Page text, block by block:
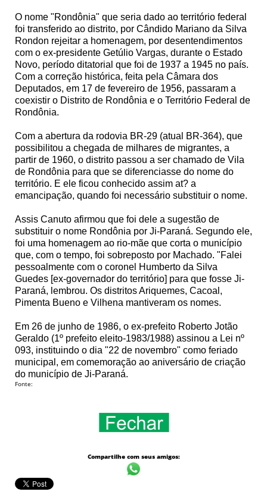
O nome "Rondônia" que seria dado ao território federal
foi transferido ao distrito, por Cândido Mariano da Silva
Rondon rejeitar a homenagem, por desentendimentos
com o ex-presidente Getúlio Vargas, durante o Estado
Novo, período ditatorial que foi de 1937 a 1945 no país.
Com a correção histórica, feita pela Câmara dos
Deputados, em 17 de fevereiro de 1956, passaram a
coexistir o Distrito de Rondônia e o Território Federal de
Rondônia.
Com a abertura da rodovia BR-29 (atual BR-364), que
possibilitou a chegada de milhares de migrantes, a
partir de 1960, o distrito passou a ser chamado de Vila
de Rondônia para que se diferenciasse do nome do
território. E ele ficou conhecido assim at? a
emancipação, quando foi necessário substituir o nome.
Assis Canuto afirmou que foi dele a sugestão de
substituir o nome Rondônia por Ji-Paraná. Segundo ele,
foi uma homenagem ao rio-mãe que corta o município
que, com o tempo, foi sobreposto por Machado. "Falei
pessoalmente com o coronel Humberto da Silva
Guedes [ex-governador do território] para que fosse Ji-
Paraná, lembrou. Os distritos Ariquemes, Cacoal,
Pimenta Bueno e Vilhena mantiveram os nomes.
Em 26 de junho de 1986, o ex-prefeito Roberto Jotão
Geraldo (1º prefeito eleito-1983/1988) assinou a Lei nº
093, instituindo o dia "22 de novembro" como feriado
municipal, em comemoração ao aniversário de criação
do município de Ji-Paraná.
Fonte:
Compartilhe com seus amigos: